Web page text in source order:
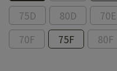
75D
80D 70E
70F
75F 80F